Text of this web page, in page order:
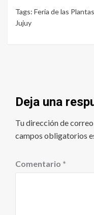
Tags: Feria de las Plantas
Jujuy
Deja una
Tu dirección de
campos obligatorios
Comentario *